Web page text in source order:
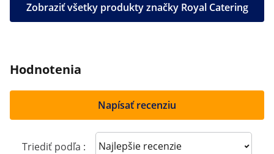
Zobraziť všetky produkty značky Royal Catering
Hodnotenia
Napísať recenziu
Triediť podľa : Sort reviews